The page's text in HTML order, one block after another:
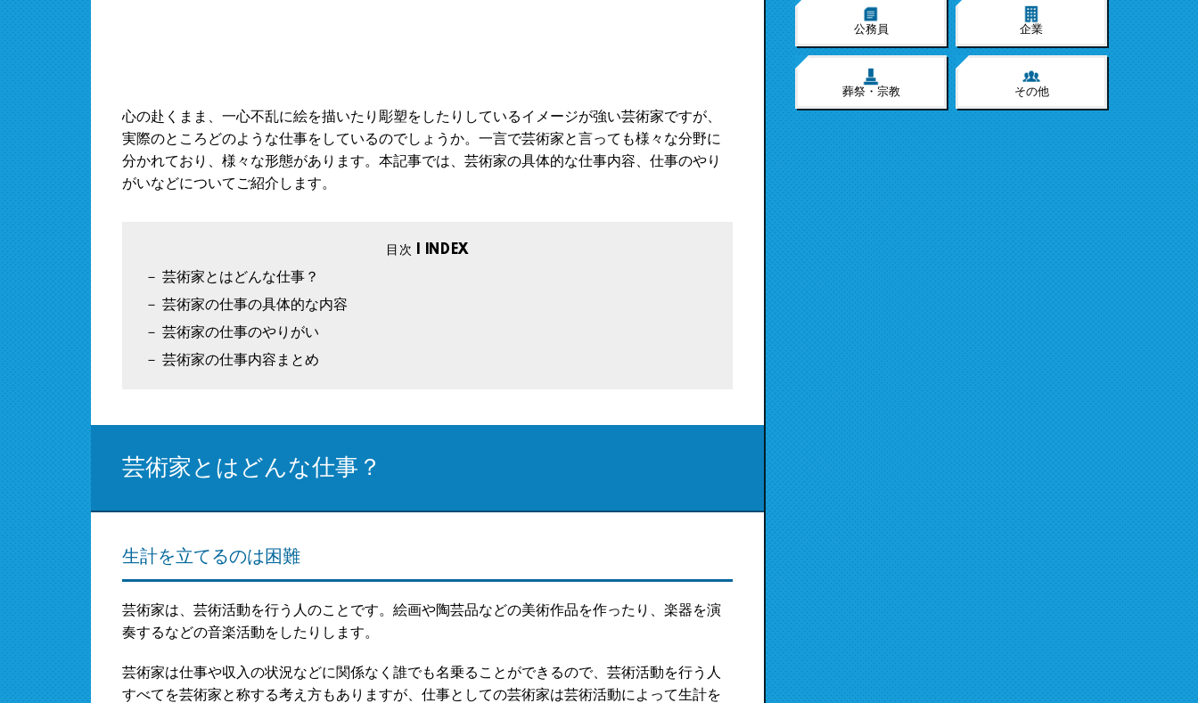
心の赴くまま、一心不乱に絵を描いたり彫塑をしたりしているイメージが強い芸術家ですが、
実際のところどのような仕事をしているのでしょうか。一言で芸術家と言っても様々な分野に
分かれており、様々な形態があります。本記事では、芸術家の具体的な仕事内容、仕事のやり
がいなどについてご紹介します。
芸術家とはどんな仕事？
芸術家の仕事の具体的な内容
芸術家の仕事のやりがい
芸術家の仕事内容まとめ
芸術家とはどんな仕事？
生計を立てるのは困難
芸術家は、芸術活動を行う人のことです。絵画や陶芸品などの美術作品を作ったり、楽器を演
奏するなどの音楽活動をしたりします。
芸術家は仕事や収入の状況などに関係なく誰でも名乗ることができるので、芸術活動を行う人
すべてを芸術家と称する考え方もありますが、仕事としての芸術家は芸術活動によって生計を
公務員 企業
葬祭・宗教 その他